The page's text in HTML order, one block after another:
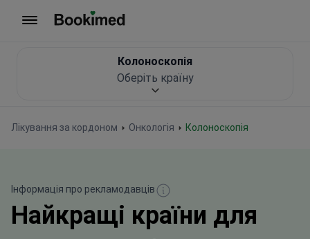
Лікування за кордоном Онкологія Колоноскопія
Колоноскопія
Оберіть країну
Інформація про рекламодавців
Найкращі країни для